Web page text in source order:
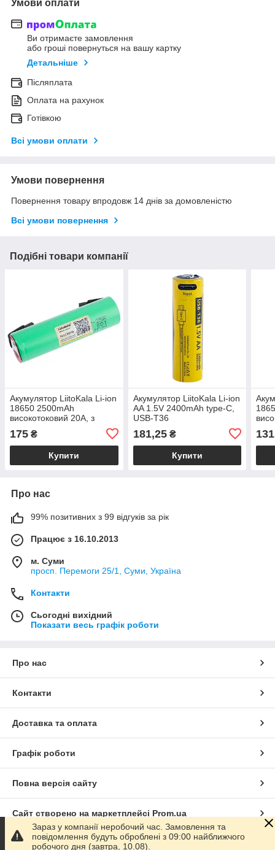
Умови оплати
Ви отримаєте замовлення
або гроші повернуться на вашу картку
Детальніше
Післяплата
Оплата на рахунок
Готівкою
Всі умови оплати
Умови повернення
Повернення товару впродовж 14 днів за домовленістю
Всі умови повернення
Подібні товари компанії
Акумулятор LiitoKala Li-ion
18650 2500mAh
високотоковий 20A, з
виводами, INR18650-25R-
N
175 ₴
Купити
Акумулятор LiitoKala Li-ion
AA 1.5V 2400mAh type-C,
USB-T36
181,25₴
Купити
Про нас
99% позитивних з 99 відгуків за рік
Працює з 16.10.2013
м. Суми
просп. Перемоги 25/1, Суми, Україна
Контакти
Сьогодні вихідний
Показати весь графік роботи
Про нас
Контакти
Доставка та оплата
Графік роботи
Повна версія сайту
Сайт створено на маркетплейсі Prom.ua
Політика конфіденційності
Зараз у компанії неробочий час. Замовлення та
повідомлення будуть оброблені з 09:00 найближчого
робочого дня (завтра, 10.08).